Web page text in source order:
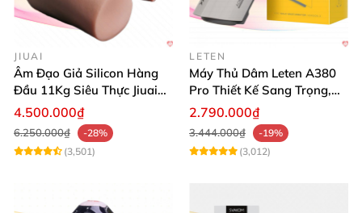
JIUAI
Âm Đạo Giả Silicon Hàng
Đầu 11Kg Siêu Thực Jiuai
Nhật
4.500.000₫
6.250.000₫
-28%
(3,501)
LETEN
Máy Thủ Dâm Leten A380
Pro Thiết Kế Sang Trọng,
Cảm Giác Thật
2.790.000₫
3.444.000₫
-19%
(3,012)